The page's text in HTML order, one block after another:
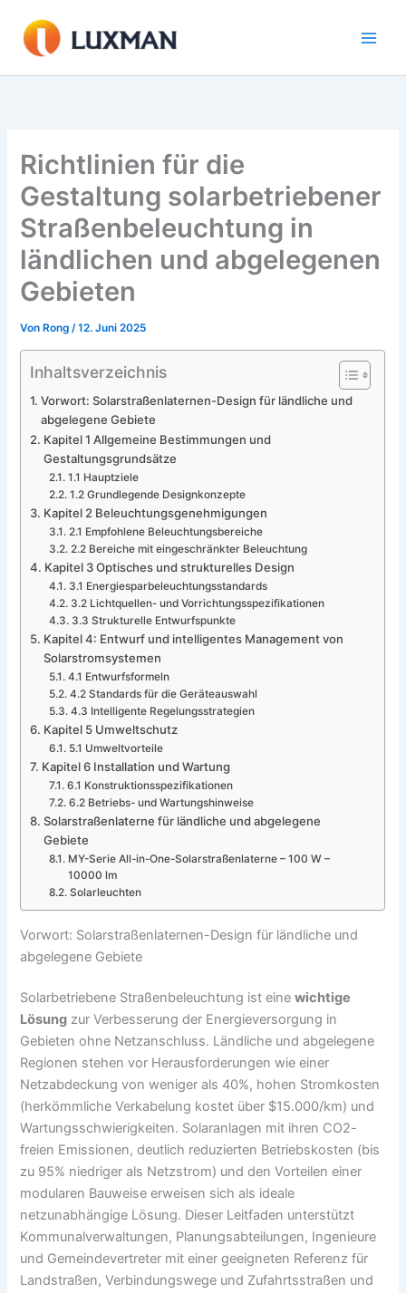
Inhalt
springen
Richtlinien für die
Gestaltung solarbetriebener
Straßenbeleuchtung in
ländlichen und abgelegenen
Gebieten
Von Rong/12. Juni 2025
Inhaltsverzeichnis
Vorwort: Solarstraßenlaternen-Design für ländliche und
abgelegene Gebiete
Kapitel 1 Allgemeine Bestimmungen und
Gestaltungsgrundsätze
1.1 Hauptziele
1.2 Grundlegende Designkonzepte
Kapitel 2 Beleuchtungsgenehmigungen
2.1 Empfohlene Beleuchtungsbereiche
2.2 Bereiche mit eingeschränkter Beleuchtung
Kapitel 3 Optisches und strukturelles Design
3.1 Energiesparbeleuchtungsstandards
3.2 Lichtquellen- und Vorrichtungsspezifikationen
3.3 Strukturelle Entwurfspunkte
Kapitel 4: Entwurf und intelligentes Management von
Solarstromsystemen
4.1 Entwurfsformeln
4.2 Standards für die Geräteauswahl
4.3 Intelligente Regelungsstrategien
Kapitel 5 Umweltschutz
5.1 Umweltvorteile
Kapitel 6 Installation und Wartung
6.1 Konstruktionsspezifikationen
6.2 Betriebs- und Wartungshinweise
Solarstraßenlaterne für ländliche und abgelegene
Gebiete
MY-Serie All-in-One-Solarstraßenlaterne – 100 W –
10000 lm
Solarleuchten
Vorwort: Solarstraßenlaternen-Design für ländliche und
abgelegene Gebiete
Solarbetriebene Straßenbeleuchtung ist einewichtige
Lösung zur Verbesserung der Energieversorgung in
Gebieten ohne Netzanschluss. Ländliche und abgelegene
Regionen stehen vor Herausforderungen wie einer
Netzabdeckung von weniger als 40%, hohen Stromkosten
(herkömmliche Verkabelung kostet über $15.000/km) und
Wartungsschwierigkeiten. Solaranlagen mit ihren CO2-
freien Emissionen, deutlich reduzierten Betriebskosten (bis
zu 95% niedriger als Netzstrom) und den Vorteilen einer
modularen Bauweise erweisen sich als ideale
netzunabhängige Lösung. Dieser Leitfaden unterstützt
Kommunalverwaltungen, Planungsabteilungen, Ingenieure
und Gemeindevertreter mit einer geeigneten Referenz für
Landstraßen, Verbindungswege und Zufahrtsstraßen und